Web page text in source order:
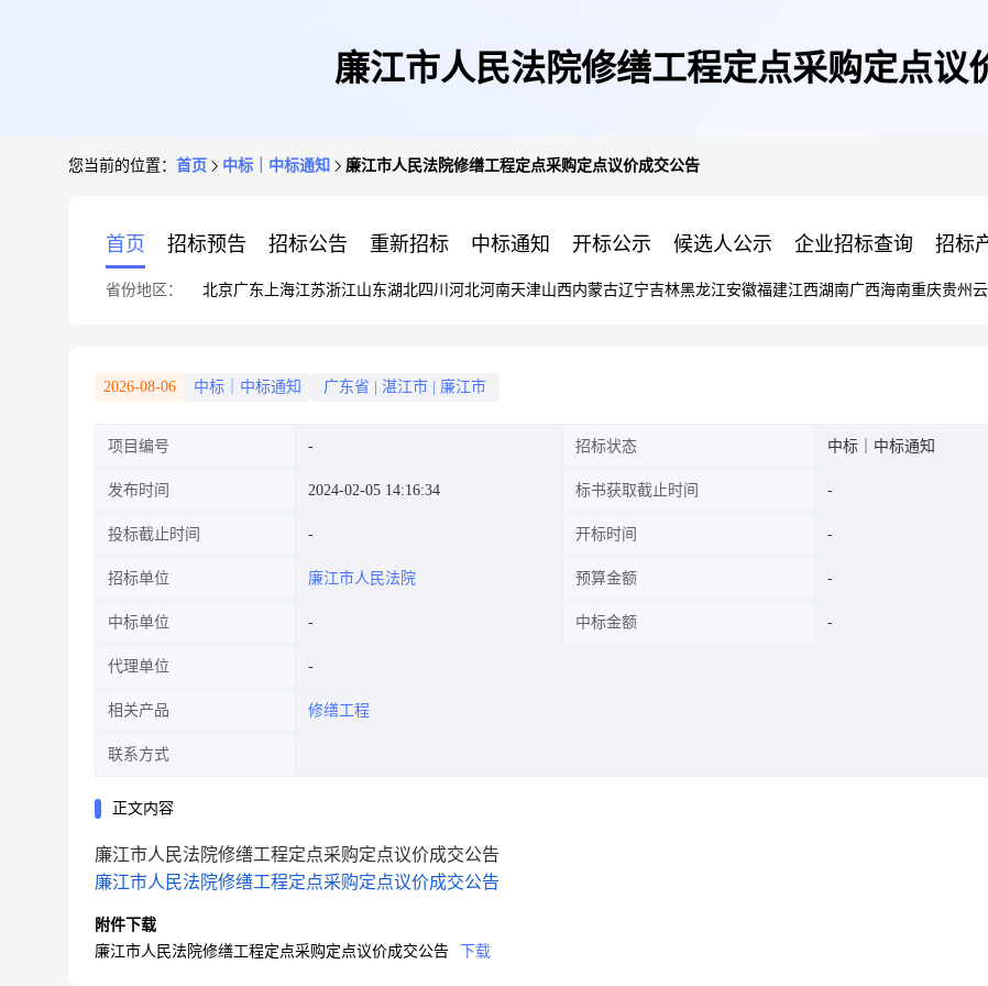
廉江市人民法院修缮工程定点采购定点议
您当前的位置： 首页 中标｜中标通知 廉江市人民法院修缮工程定点采购定点议价成交公告
首页 招标预告 招标公告 重新招标 中标通知 开标公示 候选人公示 企业招标查询 招标
省份地区： 北京广东 上海江苏浙江山东湖北四川 河北河南天津山西内蒙古辽宁吉林黑龙江安徽福建江西湖南广西海南重庆贵州
2026-08-06 中标｜中标通知 广东省 湛江市 廉江市
项目编号 招标状态 中标｜中标通知
发布时间 2024-02-05 14:16:34 标书获取截止时间
投标截止时间 开标时间
招标单位 廉江市人民法院 预算金额
中标单位 中标金额
代理单位
相关产品 修缮工程
联系方式
正文内容
廉江市人民法院修缮工程定点采购定点议价成交公告
廉江市人民法院修缮工程定点采购定点议价成交公告
附件下载
廉江市人民法院修缮工程定点采购定点议价成交公告
下载